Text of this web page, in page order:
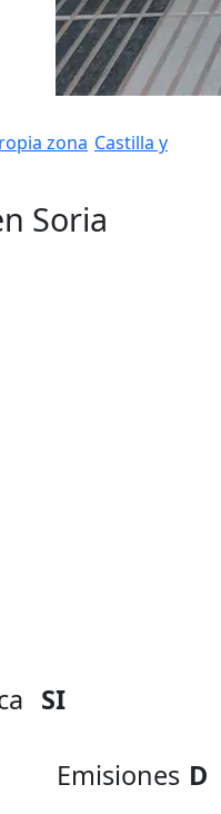
zona Castilla y
Soria
SI
Emisiones D